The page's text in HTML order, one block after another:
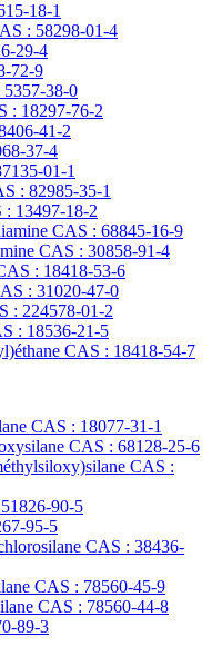
18-1
: 58298-01-4
29-4
72-9
38-0
: 18297-76-2
41-2
37-4
01-1
: 82985-35-1
13497-18-2
CAS : 68845-16-9
CAS : 30858-91-4
: 18418-53-6
: 31020-47-0
: 224578-01-2
: 18536-21-5
CAS : 18418-54-7
CAS : 18077-31-1
CAS : 68128-25-6
CAS :
90-5
95-5
CAS : 38436-
CAS : 78560-45-9
CAS : 78560-44-8
89-3